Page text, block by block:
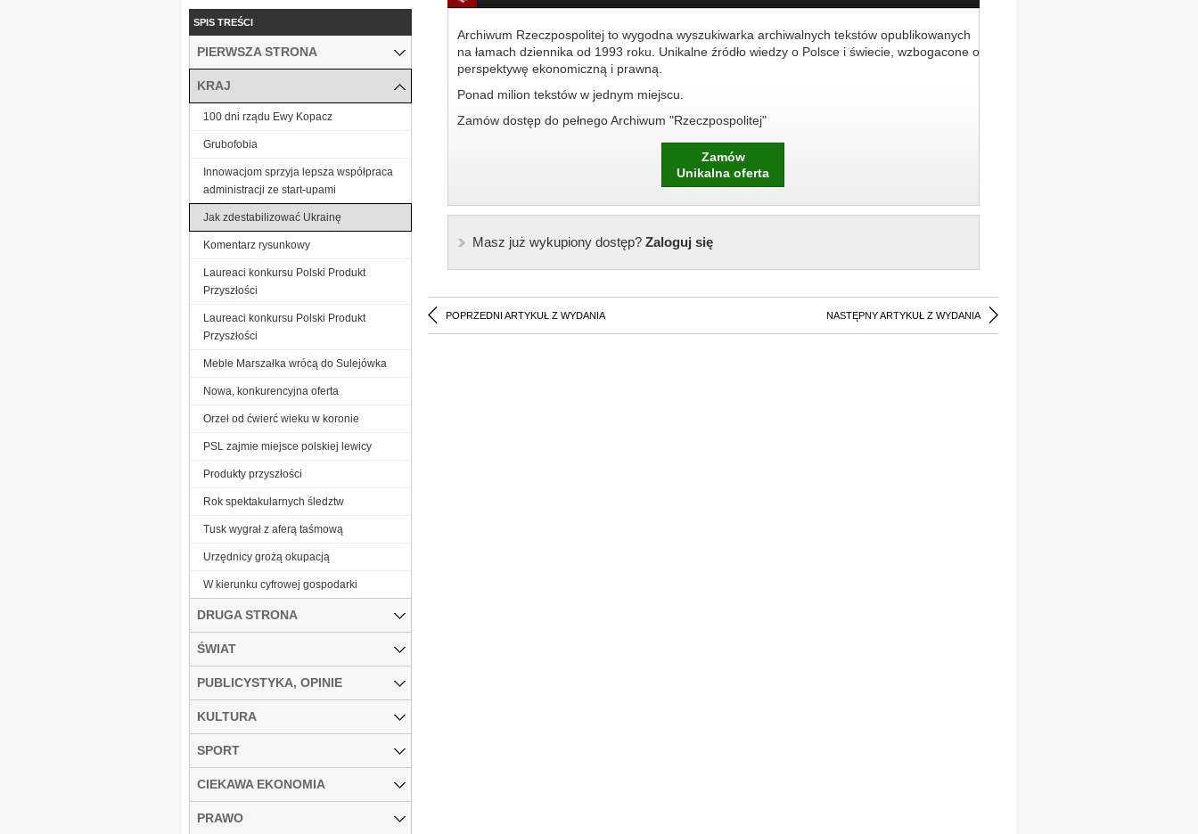
Archiwum Rzeczpospolitej to wygodna wyszukiwarka archiwalnych tekstów opublikowanych
na łamach dziennika od 1993 roku. Unikalne źródło wiedzy o Polsce i świecie, wzbogacone o
perspektywę ekonomiczną i prawną.
Ponad milion tekstów w jednym miejscu.
Zamów dostęp do pełnego Archiwum "Rzeczpospolitej"
Zamów
Unikalna oferta
Masz już wykupiony dostęp?Zaloguj się
POPRZEDNI ARTYKUŁ Z WYDANIA NASTĘPNY ARTYKUŁ Z WYDANIA
SPIS TREŚCI
PIERWSZA STRONA
KRAJ
100 dni rządu Ewy Kopacz
Grubofobia
Innowacjom sprzyja lepsza współpraca
administracji ze start-upami
Jak zdestabilizować Ukrainę
Komentarz rysunkowy
Laureaci konkursu Polski Produkt
Przyszłości
Laureaci konkursu Polski Produkt
Przyszłości
Meble Marszałka wrócą do Sulejówka
Nowa, konkurencyjna oferta
Orzeł od ćwierć wieku w koronie
PSL zajmie miejsce polskiej lewicy
Produkty przyszłości
Rok spektakularnych śledztw
Tusk wygrał z aferą taśmową
Urzędnicy grożą okupacją
W kierunku cyfrowej gospodarki
DRUGA STRONA
ŚWIAT
PUBLICYSTYKA, OPINIE
KULTURA
SPORT
CIEKAWA EKONOMIA
PRAWO